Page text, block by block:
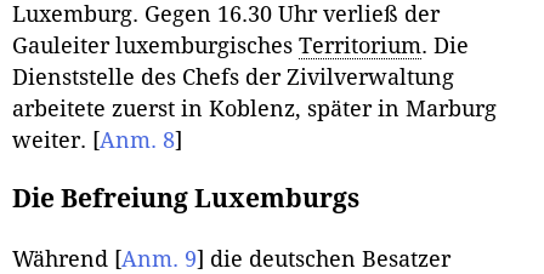
Luxemburg. Gegen 16.30 Uhr verließ der
Gauleiter luxemburgisches Territorium. Die
Dienststelle des Chefs der Zivilverwaltung
arbeitete zuerst in Koblenz, später in Marburg
weiter. [Anm. 8]
Die Befreiung Luxemburgs
Während [Anm. 9] die deutschen Besatzer